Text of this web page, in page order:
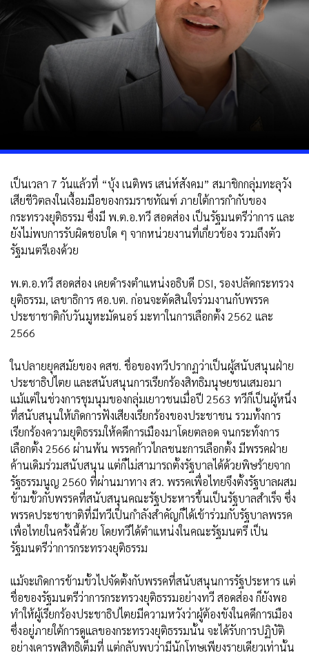
เป็นเวลา 7 วันแล้วที่ “บุ้ง เนติพร เสน่ห์สังคม” สมาชิกกลุ่มทะลุวัง
เสียชีวิตลงในเงื้อมมือของกรมราชทัณฑ์ ภายใต้การกำกับของ
กระทรวงยุติธรรม ซึ่งมี พ.ต.อ.ทวี สอดส่อง เป็นรัฐมนตรีว่าการ และ
ยังไม่พบการรับผิดชอบใด ๆ จากหน่วยงานที่เกี่ยวข้อง รวมถึงตัว
รัฐมนตรีเองด้วย
พ.ต.อ.ทวี สอดส่อง เคยดำรงตำแหน่งอธิบดี DSI, รองปลัดกระทรวง
ยุติธรรม, เลขาธิการ ศอ.บต. ก่อนจะตัดสินใจร่วมงานกับพรรค
ประชาชาติกับวันมูหะมัดนอร์ มะทาในการเลือกตั้ง 2562 และ
2566
ในปลายยุคสมัยของ คสช. ชื่อของทวีปรากฏว่าเป็นผู้สนับสนุนฝ่าย
ประชาธิปไตย และสนับสนุนการเรียกร้องสิทธิมนุษยชนเสมอมา
แม้แต่ในช่วงการชุมนุมของกลุ่มเยาวชนเมื่อปี 2563 ทวีก็เป็นผู้หนึ่ง
ที่สนับสนุนให้เกิดการฟังเสียงเรียกร้องของประชาชน รวมทั้งการ
เรียกร้องความยุติธรรมให้คดีการเมืองมาโดยตลอด จนกระทั่งการ
เลือกตั้ง 2566 ผ่านพ้น พรรคก้าวไกลชนะการเลือกตั้ง มีพรรคฝ่าย
ค้านเดิมร่วมสนับสนุน แต่ก็ไม่สามารถตั้งรัฐบาลได้ด้วยพิษร้ายจาก
รัฐธรรมนูญ 2560 ที่ผ่านมาทาง สว. พรรคเพื่อไทยจึงตั้งรัฐบาลผสม
ข้ามขั้วกับพรรคที่สนับสนุนคณะรัฐประหารขึ้นเป็นรัฐบาลสำเร็จ ซึ่ง
พรรคประชาชาติที่มีทวีเป็นกำลังสำคัญก็ได้เข้าร่วมกับรัฐบาลพรรค
เพื่อไทยในครั้งนี้ด้วย โดยทวีได้ตำแหน่งในคณะรัฐมนตรี เป็น
รัฐมนตรีว่าการกระทรวงยุติธรรม
แม้จะเกิดการข้ามขั้วไปจัดตั้งกับพรรคที่สนับสนุนการรัฐประหาร แต่
ชื่อของรัฐมนตรีว่าการกระทรวงยุติธรรมอย่างทวี สอดส่อง ก็ยังพอ
ทำให้ผู้เรียกร้องประชาธิปไตยมีความหวังว่าผู้ต้องขังในคดีการเมือง
ซึ่งอยู่ภายใต้การดูแลของกระทรวงยุติธรรมนั้น จะได้รับการปฏิบัติ
อย่างเคารพสิทธิเต็มที่ แต่กลับพบว่ามีนักโทษเพียงรายเดียวเท่านั้น